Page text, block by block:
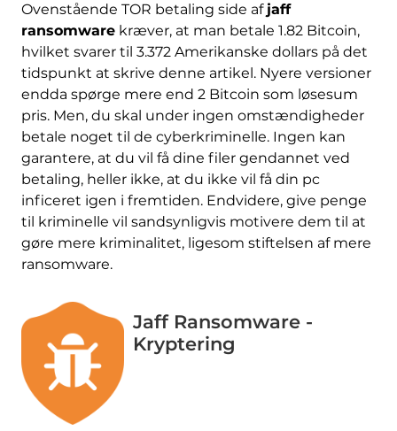
Ovenstående TOR betaling side af jaff
ransomwarekræver, at man betale 1.82 Bitcoin,
hvilket svarer til 3.372 Amerikanske dollars på det
tidspunkt at skrive denne artikel. Nyere versioner
endda spørge mere end 2 Bitcoin som løsesum
pris. Men, du skal under ingen omstændigheder
betale noget til de cyberkriminelle. Ingen kan
garantere, at du vil få dine filer gendannet ved
betaling, heller ikke, at du ikke vil få din pc
inficeret igen i fremtiden. Endvidere, give penge
til kriminelle vil sandsynligvis motivere dem til at
gøre mere kriminalitet, ligesom stiftelsen af ​​mere
ransomware.
Jaff Ransomware -
Kryptering